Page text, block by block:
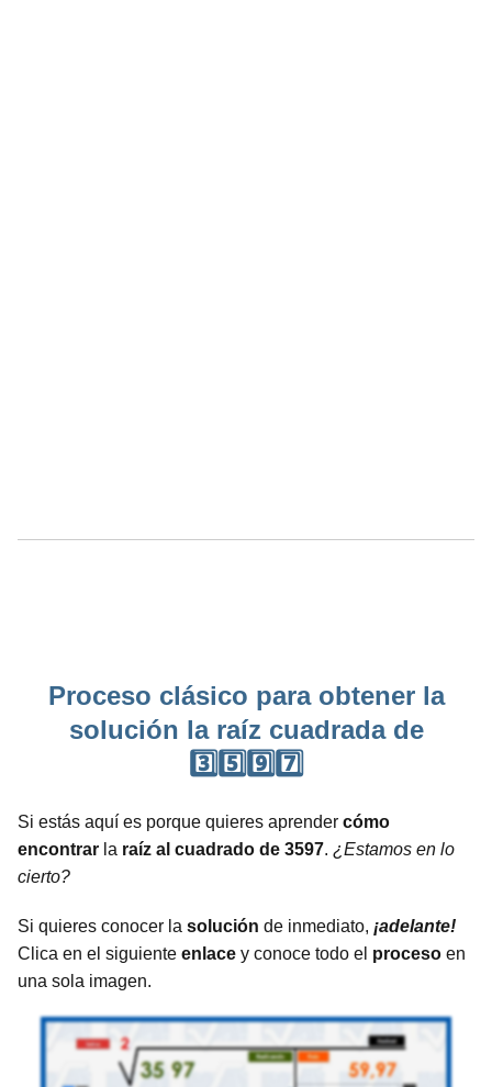
Proceso clásico para obtener la
solución la raíz cuadrada de
3️⃣5️⃣9️⃣7️⃣
Si estás aquí es porque quieres aprender cómo
encontrar la raíz al cuadrado de 3597. ¿Estamos en lo
cierto?
Si quieres conocer la solución de inmediato, ¡adelante!
Clica en el siguiente enlace y conoce todo el proceso en
una sola imagen.